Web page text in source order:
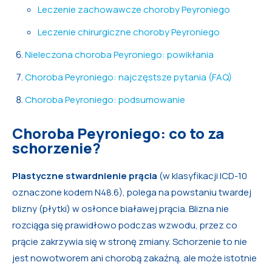
Leczenie zachowawcze choroby Peyroniego
Leczenie chirurgiczne choroby Peyroniego
Nieleczona choroba Peyroniego: powikłania
Choroba Peyroniego: najczęstsze pytania (FAQ)
Choroba Peyroniego: podsumowanie
Choroba Peyroniego: co to za
schorzenie?
Plastyczne stwardnienie prącia (w klasyfikacji ICD-10
oznaczone kodem N48.6), polega na powstaniu twardej
blizny (płytki) w osłonce białawej prącia. Blizna nie
rozciąga się prawidłowo podczas wzwodu, przez co
prącie zakrzywia się w stronę zmiany. Schorzenie to nie
jest nowotworem ani chorobą zakaźną, ale może istotnie